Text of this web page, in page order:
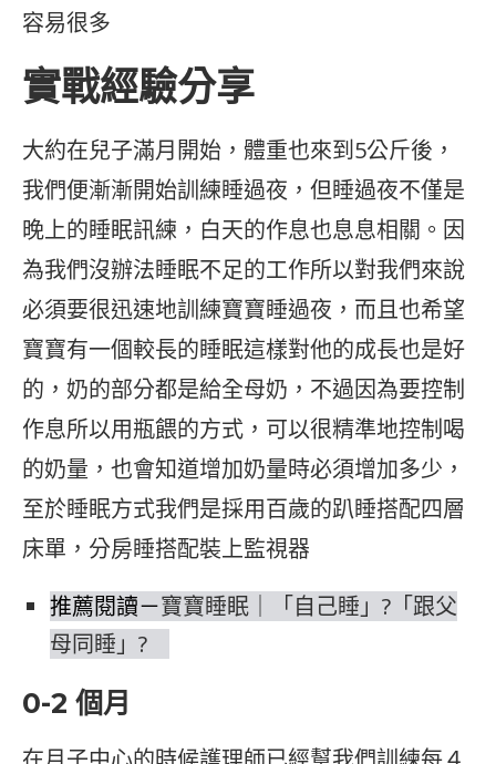
容易很多
實戰經驗分享
大約在兒子滿月開始，體重也來到5公斤後，
我們便漸漸開始訓練睡過夜，但睡過夜不僅是
晚上的睡眠訊練，白天的作息也息息相關。因
為我們沒辦法睡眠不足的工作所以對我們來說
必須要很迅速地訓練寶寶睡過夜，而且也希望
寶寶有一個較長的睡眠這樣對他的成長也是好
的，奶的部分都是給全母奶，不過因為要控制
作息所以用瓶餵的方式，可以很精準地控制喝
的奶量，也會知道增加奶量時必須增加多少，
至於睡眠方式我們是採用百歲的趴睡搭配四層
床單，分房睡搭配裝上監視器
推薦閱讀－寶寶睡眠｜「自己睡」?「跟父
母同睡」?
0-2 個月